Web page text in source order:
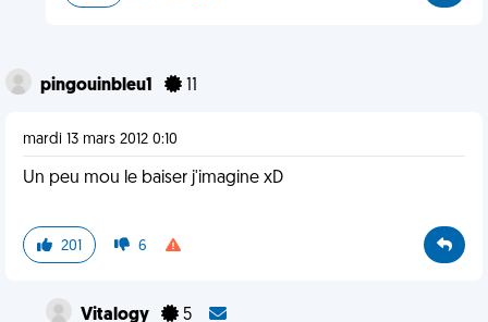
pingouinbleu1
mardi 13 mars 2012 0:10
Un peu mou le baiser j'imagine xD
201 6
Vitalogy 5